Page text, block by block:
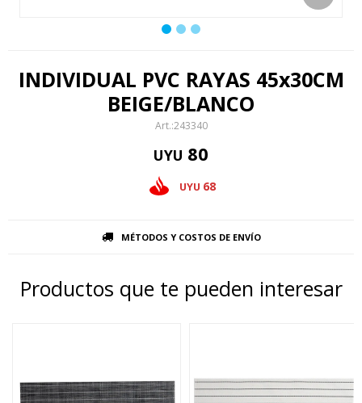
INDIVIDUAL PVC RAYAS 45x30CM
BEIGE/BLANCO
243340
UYU 80
UYU 68
MÉTODOS Y COSTOS DE ENVÍO
Productos que te pueden interesar